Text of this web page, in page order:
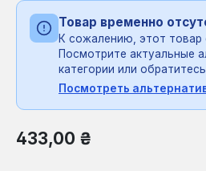
Товар временно
К сожалению, этот товар
Посмотрите актуальные
категории или
Посмотреть
Обычная цена:
433,00 ₴